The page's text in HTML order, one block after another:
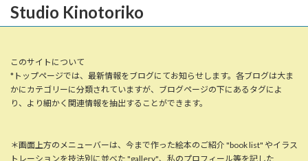
Studio Kinotoriko
このサイトについて
*トップページでは、最新情報をブログにてお知らせします。各ブログは大ま
かにカテゴリーに分類されていますが、ブログページの下にあるタグによ
り、より細かく関連情報を抽出することができます。
＊画面上方のメニューバーは、今まで作った絵本のご紹介 "book list" やイラス
トレーションを技法別に並べた "gallery"、私のプロフィール等を記した